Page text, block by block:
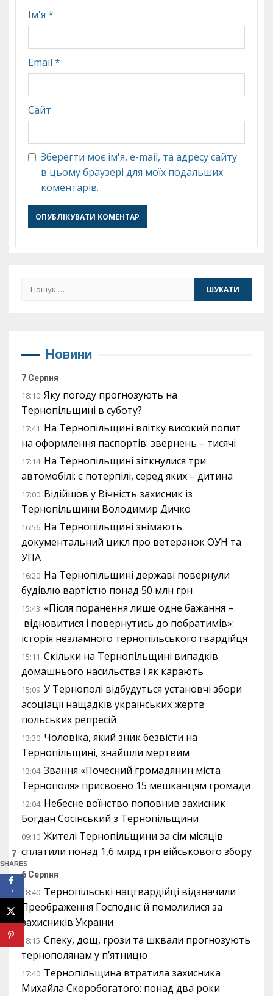
Ім'я *
Email *
Сайт
Зберегти моє ім'я, e-mail, та адресу сайту
в цьому браузері для моїх подальших
коментарів.
Пошук:
Новини
7 Серпня
18:10 Яку погоду прогнозують на
Тернопільщині в суботу?
17:41 На Тернопільщині влітку високий попит
на оформлення паспортів: звернень – тисячі
17:14 На Тернопільщині зіткнулися три
автомобілі: є потерпілі, серед яких – дитина
17:00 Відійшов у Вічність захисник із
Тернопільщини Володимир Дичко
16:56 На Тернопільщині знімають
документальний цикл про ветеранок ОУН та
УПА
16:20 На Тернопільщині державі повернули
будівлю вартістю понад 50 млн грн
15:43 «Після поранення лише одне бажання –
відновитися і повернутись до побратимів»:
історія незламного тернопільського гвардійця
15:11 Скільки на Тернопільщині випадків
домашнього насильства і як карають
15:09 У Тернополі відбудуться установчі збори
асоціації нащадків українських жертв
польських репресій
13:30 Чоловіка, який зник безвісти на
Тернопільщині, знайшли мертвим
13:04 Звання «Почесний громадянин міста
Тернополя» присвоєно 15 мешканцям громади
12:04 Небесне воїнство поповнив захисник
Богдан Сосінський з Тернопільщини
09:10 Жителі Тернопільщини за сім місяців
сплатили понад 1,6 млрд грн військового збору
6 Серпня
18:40 Тернопільські нацгвардійці відзначили
Преображення Господнє й помолилися за
захисників України
18:15 Спеку, дощ, грози та шквали прогнозують
тернополянам у п’ятницю
17:40 Тернопільщина втратила захисника
Михайла Скоробогатого: понад два роки
7
SHARES
7